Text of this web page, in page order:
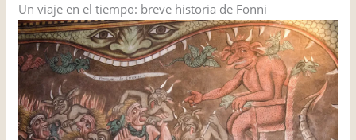
Un viaje en el tiempo: breve historia de Fonni